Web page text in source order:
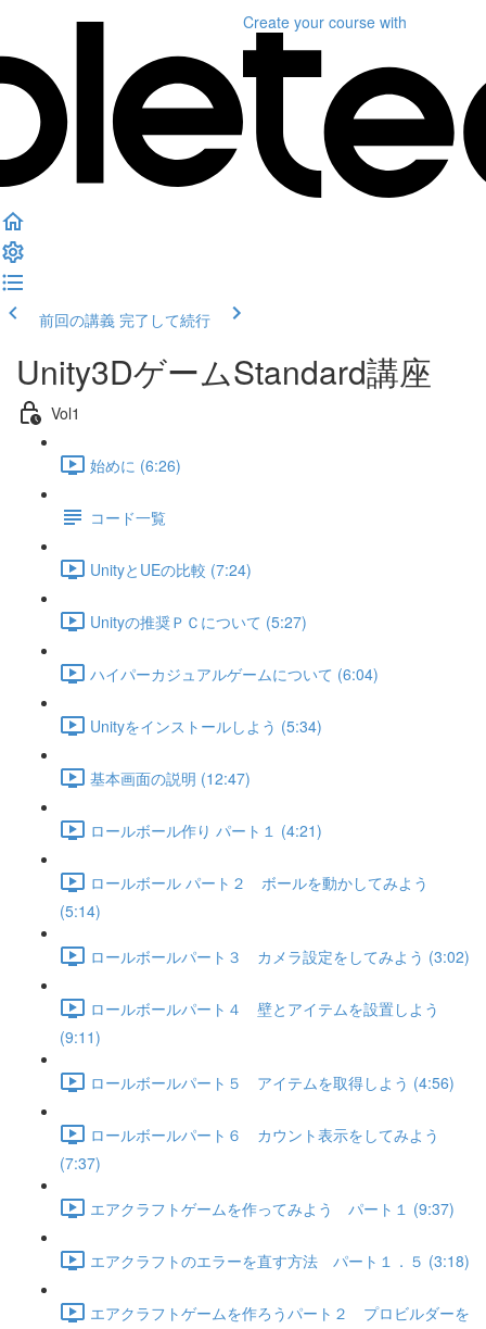
Create your course with
前回の講義 完了して続行
Unity3DゲームStandard講座
Vol1
始めに (6:26)
コード一覧
UnityとUEの比較 (7:24)
Unityの推奨ＰＣについて (5:27)
ハイパーカジュアルゲームについて (6:04)
Unityをインストールしよう (5:34)
基本画面の説明 (12:47)
ロールボール作り パート１ (4:21)
ロールボール パート２ ボールを動かしてみよう
(5:14)
ロールボールパート３ カメラ設定をしてみよう (3:02)
ロールボールパート４ 壁とアイテムを設置しよう
(9:11)
ロールボールパート５ アイテムを取得しよう (4:56)
ロールボールパート６ カウント表示をしてみよう
(7:37)
エアクラフトゲームを作ってみよう パート１ (9:37)
エアクラフトのエラーを直す方法 パート１．５ (3:18)
エアクラフトゲームを作ろうパート２ プロビルダーを